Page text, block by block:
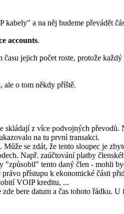
a na něj budeme převádět
accounts.
času jejich počet roste, protože
ale o tom někdy příště.
z více podvojných
na tu první transakci.
se zdát, že tento sloupec je
Např. zaúčtování platby
tento daný člen - mohli
přístupu k ekonomické části
VOIP kreditu, ...
bere datum a čas tohoto řádku.